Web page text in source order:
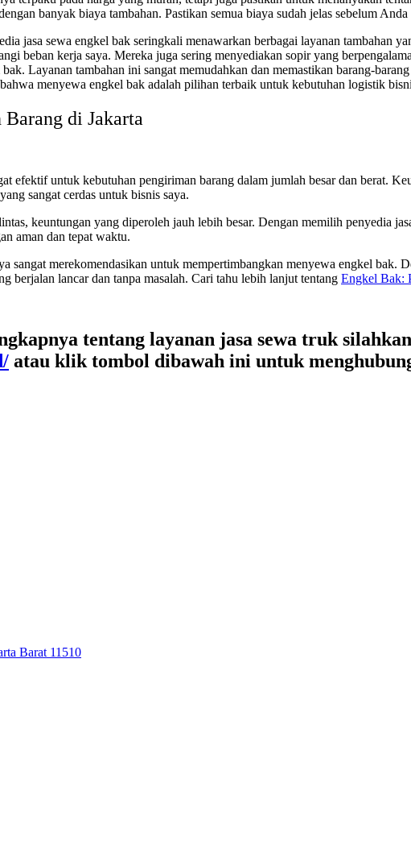
banyak biaya tambahan. Pastikan semua biaya sudah jelas sebelum
jasa sewa engkel bak seringkali menawarkan berbagai layanan tambahan
beban kerja saya. Mereka juga sering menyediakan sopir yang
Layanan tambahan ini sangat memudahkan dan memastikan barang-
menyewa engkel bak adalah pilihan terbaik untuk kebutuhan logistik
di Jakarta
efektif untuk kebutuhan pengiriman barang dalam jumlah besar dan berat.
sangat cerdas untuk bisnis saya.
keuntungan yang diperoleh jauh lebih besar. Dengan memilih penyedia
aman dan tepat waktu.
sangat merekomendasikan untuk mempertimbangkan menyewa engkel bak.
berjalan lancar dan tanpa masalah. Cari tahu lebih lanjut tentang Engkel Bak:
tentang layanan jasa sewa truk
atau klik tombol dibawah ini untuk
Barat 11510